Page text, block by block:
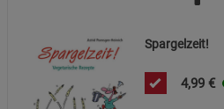
Spargelzeit!
4,99 €